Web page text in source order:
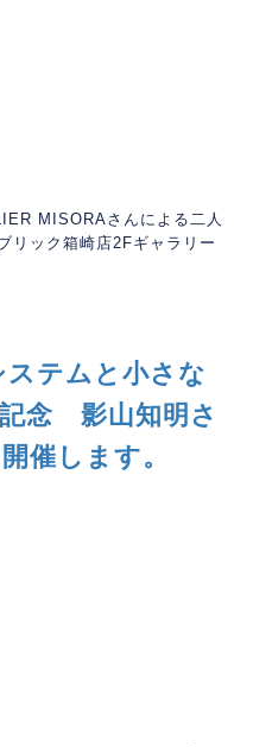
MISORAさんによる二人
リック箱崎店2Fギャラリー
テムと小さな
念 影山知明さ
催します。